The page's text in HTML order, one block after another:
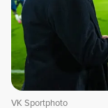
VK Sportphoto